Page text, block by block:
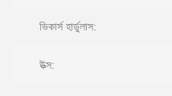
ভিকার্স হার্ডুলাস:
উত্স: